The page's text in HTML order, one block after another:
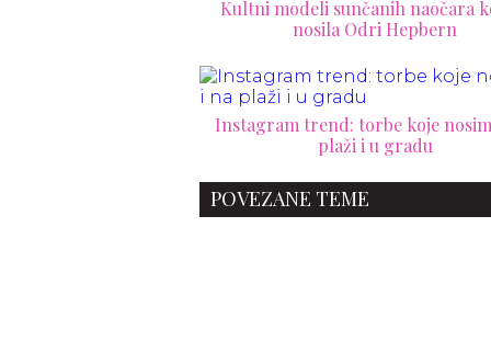
Kultni modeli sunčanih naočara
nosila Odri Hepbern
Instagram trend: torbe koje
plaži i u gradu
POVEZANE TEME